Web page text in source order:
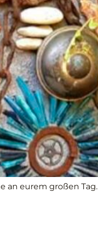
an eurem großen Tag.